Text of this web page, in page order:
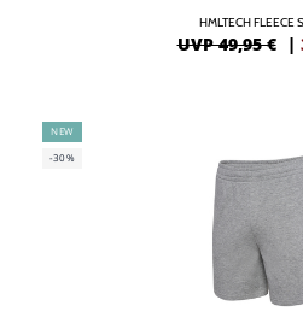
HMLTECH FLEECE
UVP 49,95 € |
NEW
-30%